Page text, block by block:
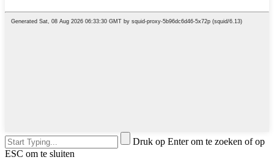
Druk op Enter om te zoeken of op
ESC om te sluiten